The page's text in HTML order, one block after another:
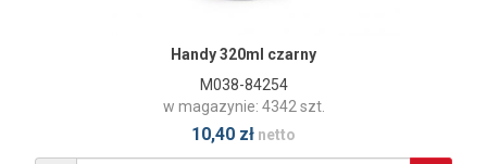
Handy 320ml czarny
M038-84254
w magazynie: 4342 szt.
10,40 zł netto